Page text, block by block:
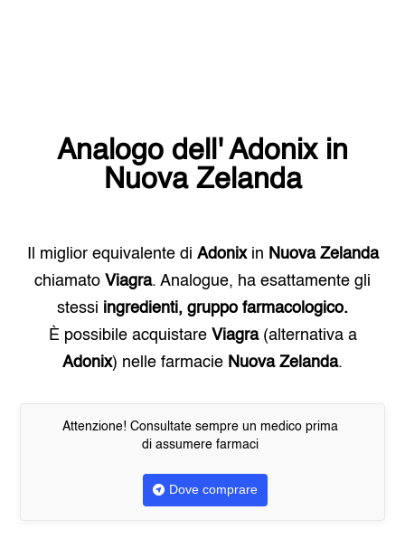
Analogo dell'Adonixin
Nuova Zelanda
Il miglior equivalente di Adonixin Nuova Zelanda
chiamato Viagra. Analogue, ha esattamente gli
stessi ingredienti, gruppo farmacologico.
È possibile acquistare Viagra(alternativa a
Adonix) nelle farmacie Nuova Zelanda.
Attenzione! Consultate sempre un medico prima
di assumere farmaci
Dove comprare